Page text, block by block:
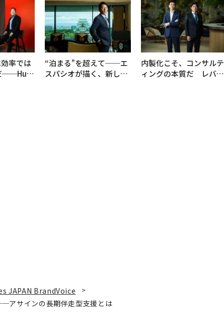
率では
──Hub
“泊まる”を超えて──エ
スパシオが描く、新しい
内製化こそ、コンサルテ
ィングの本質だ レバレ
JAPAN BrandVoice
アサインの長期伴走型支援とは